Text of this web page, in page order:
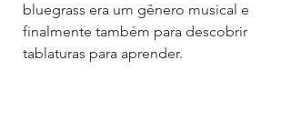
bluegrass era um gênero musical e
finalmente também para descobrir
tablaturas para aprender.